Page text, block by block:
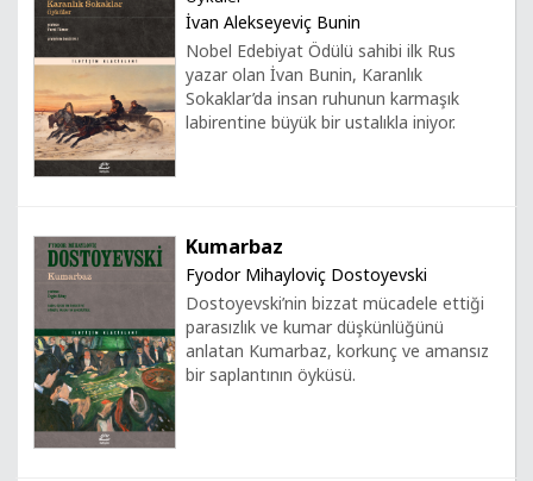
İvan Alekseyeviç Bunin
Nobel Edebiyat Ödülü sahibi ilk Rus
yazar olan İvan Bunin, Karanlık
Sokaklar’da insan ruhunun karmaşık
labirentine büyük bir ustalıkla iniyor.
Kumarbaz
Fyodor Mihayloviç Dostoyevski
Dostoyevski’nin bizzat mücadele ettiği
parasızlık ve kumar düşkünlüğünü
anlatan Kumarbaz, korkunç ve amansız
bir saplantının öyküsü.